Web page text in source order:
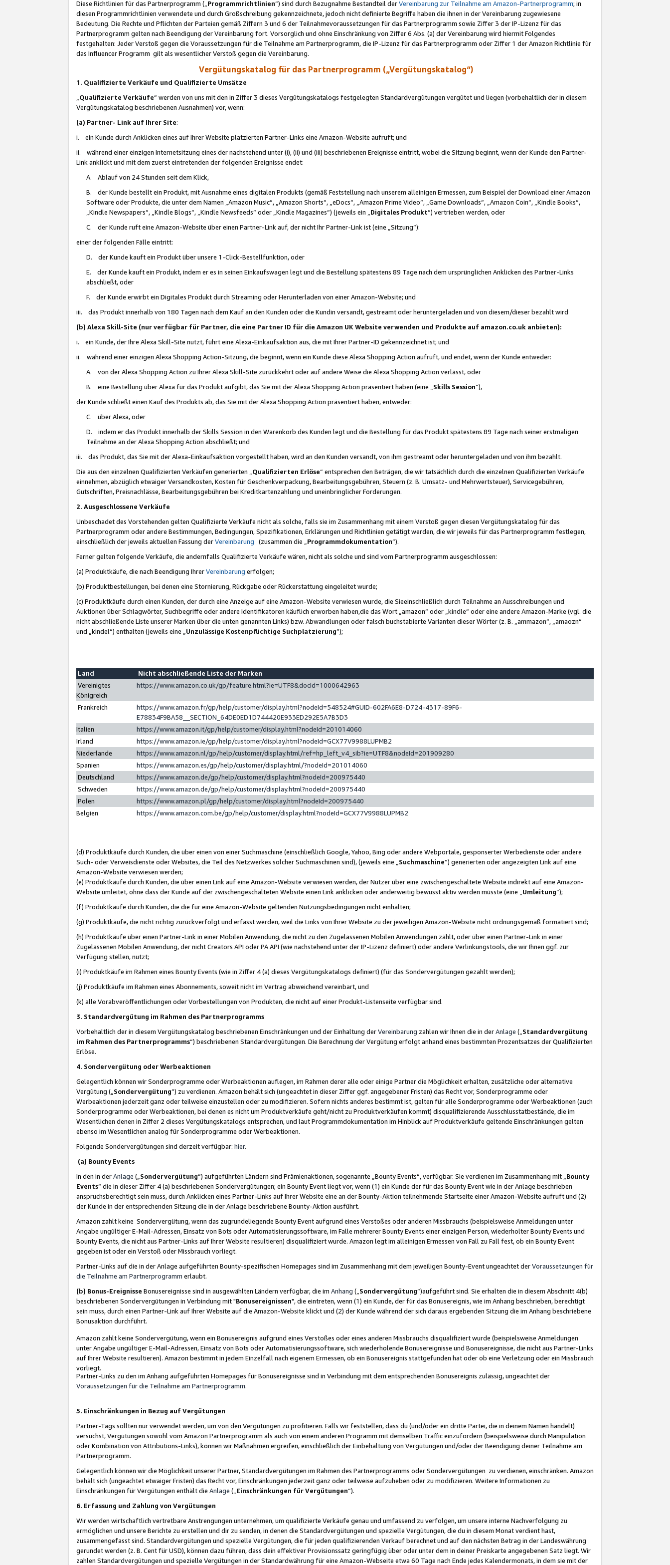
Diese Richtlinien für das Partnerprogramm („Programmrichtlinien“) sind durch Bezugnahme Bestandteil derVereinbarung zur Teilnahme am Amazon-Partnerprogramm; in
diesen Programmrichtlinien verwendete und durch Großschreibung gekennzeichnete, jedoch nicht definierte Begriffe haben die ihnen in der Vereinbarung zugewiesene
Bedeutung. Die Rechte und Pflichten der Parteien gemäß Ziffern 3 und 6 der Teilnahmevoraussetzungen für das Partnerprogramm sowie Ziffer 3 der IP-Lizenz für das
Partnerprogramm gelten nach Beendigung der Vereinbarung fort. Vorsorglich und ohne Einschränkung von Ziffer 6 Abs. (a) der Vereinbarung wird hiermit Folgendes
festgehalten: Jeder Verstoß gegen die Voraussetzungen für die Teilnahme am Partnerprogramm, die IP-Lizenz für das Partnerprogramm oder Ziffer 1 der Amazon Richtlinie für
das Influencer Programm gilt als wesentlicher Verstoß gegen die Vereinbarung.
Vergütungskatalog für das Partnerprogramm („Vergütungskatalog“)
1. Qualifizierte Verkäufe und Qualifizierte Umsätze
Qualifizierte Verkäufe“ werden von uns mit den in Ziffer 3 dieses Vergütungskatalogs festgelegten Standardvergütungen vergütet und liegen (vorbehaltlich der in diesem
Vergütungskatalog beschriebenen Ausnahmen) vor, wenn:
(a) Partner- Link auf Ihrer Site:
i. ein Kunde durch Anklicken eines auf Ihrer Website platzierten Partner-Links eine Amazon-Website aufruft; und
ii. während einer einzigen Internetsitzung eines der nachstehend unter (i), (ii) und (iii) beschriebenen Ereignisse eintritt, wobei die Sitzung beginnt, wenn der Kunde den Partner-
Link anklickt und mit dem zuerst eintretenden der folgenden Ereignisse endet:
A. Ablauf von 24 Stunden seit dem Klick,
B. der Kunde bestellt ein Produkt, mit Ausnahme eines digitalen Produkts (gemäß Feststellung nach unserem alleinigen Ermessen, zum Beispiel der Download einer Amazon
Software oder Produkte, die unter dem Namen „Amazon Music“, „Amazon Shorts“, „eDocs“, „Amazon Prime Video“, „Game Downloads“, „Amazon Coin“, „Kindle Books“,
„Kindle Newspapers“, „Kindle Blogs“, „Kindle Newsfeeds“ oder „Kindle Magazines“) (jeweils ein „ Digitales Produkt“) vertrieben werden, oder
C. der Kunde ruft eine Amazon-Website über einen Partner-Link auf, der nicht Ihr Partner-Link ist (eine „Sitzung“):
einer der folgenden Fälle eintritt:
D. der Kunde kauft ein Produkt über unsere 1-Click-Bestellfunktion, oder
E. der Kunde kauft ein Produkt, indem er es in seinen Einkaufswagen legt und die Bestellung spätestens 89 Tage nach dem ursprünglichen Anklicken des Partner-Links
abschließt, oder
F. der Kunde erwirbt ein Digitales Produkt durch Streaming oder Herunterladen von einer Amazon-Website; und
iii. das Produkt innerhalb von 180 Tagen nach dem Kauf an den Kunden oder die Kundin versandt, gestreamt oder heruntergeladen und von diesem/dieser bezahlt wird
(b) Alexa Skill-Site (nur verfügbar für Partner, die eine Partner ID für die Amazon UK Website verwenden und Produkte auf amazon.co.uk anbieten):
i. ein Kunde, der Ihre Alexa Skill-Site nutzt, führt eine Alexa-Einkaufsaktion aus, die mit Ihrer Partner-ID gekennzeichnet ist; und
ii. während einer einzigen Alexa Shopping Action-Sitzung, die beginnt, wenn ein Kunde diese Alexa Shopping Action aufruft, und endet, wenn der Kunde entweder:
A. von der Alexa Shopping Action zu Ihrer Alexa Skill-Site zurückkehrt oder auf andere Weise die Alexa Shopping Action verlässt, oder
B. eine Bestellung über Alexa für das Produkt aufgibt, das Sie mit der Alexa Shopping Action präsentiert haben (eine „ Skills Session“),
der Kunde schließt einen Kauf des Produkts ab, das Sie mit der Alexa Shopping Action präsentiert haben, entweder:
C. über Alexa, oder
D. indem er das Produkt innerhalb der Skills Session in den Warenkorb des Kunden legt und die Bestellung für das Produkt spätestens 89 Tage nach seiner erstmaligen
Teilnahme an der Alexa Shopping Action abschließt; und
iii. das Produkt, das Sie mit der Alexa-Einkaufsaktion vorgestellt haben, wird an den Kunden versandt, von ihm gestreamt oder heruntergeladen und von ihm bezahlt.
Die aus den einzelnen Qualifizierten Verkäufen generierten „ Qualifizierten Erlöse“ entsprechen den Beträgen, die wir tatsächlich durch die einzelnen Qualifizierten Verkäufe
einnehmen, abzüglich etwaiger Versandkosten, Kosten für Geschenkverpackung, Bearbeitungsgebühren, Steuern (z. B. Umsatz- und Mehrwertsteuer), Servicegebühren,
Gutschriften, Preisnachlässe, Bearbeitungsgebühren bei Kreditkartenzahlung und uneinbringlicher Forderungen.
2. Ausgeschlossene Verkäufe
Unbeschadet des Vorstehenden gelten Qualifizierte Verkäufe nicht als solche, falls sie im Zusammenhang mit einem Verstoß gegen diesen Vergütungskatalog für das
Partnerprogramm oder andere Bestimmungen, Bedingungen, Spezifikationen, Erklärungen und Richtlinien getätigt werden, die wir jeweils für das Partnerprogramm festlegen,
einschließlich der jeweils aktuellen Fassung derVereinbarung (zusammen die „ Programmdokumentation“).
Ferner gelten folgende Verkäufe, die andernfalls Qualifizierte Verkäufe wären, nicht als solche und sind vom Partnerprogramm ausgeschlossen:
(a) Produktkäufe, die nach Beendigung IhrerVereinbarung erfolgen;
(b) Produktbestellungen, bei denen eine Stornierung, Rückgabe oder Rückerstattung eingeleitet wurde;
(c) Produktkäufe durch einen Kunden, der durch eine Anzeige auf eine Amazon-Website verwiesen wurde, die Sieeinschließlich durch Teilnahme an Ausschreibungen und
Auktionen über Schlagwörter, Suchbegriffe oder andere Identifikatoren käuflich erworben haben,die das Wort „amazon“ oder „kindle“ oder eine andere Amazon-Marke (vgl. die
nicht abschließende Liste unserer Marken über die unten genannten Links) bzw. Abwandlungen oder falsch buchstabierte Varianten dieser Wörter (z. B. „ammazon“, „amaozn“
und „kindel“) enthalten (jeweils eine „ Unzulässige Kostenpflichtige Suchplatzierung”);
Land
Nicht abschließende Liste der Marken
Vereinigtes
Königreich
https://www.amazon.co.uk/gp/feature.html?ie=UTF8&docId=1000642963
Frankreich
https://www.amazon.fr/gp/help/customer/display.html?nodeId=548524#GUID-602FA6E8-D724-4317-89F6-
E78834F9BA58__SECTION_64DE0ED1D744420E933ED292E5A7B3D3
Italien
https://www.amazon.it/gp/help/customer/display.html?nodeId=201014060
Irland
https://www.amazon.ie/gp/help/customer/display.html?nodeId=GCX77V9988LUPMB2
Niederlande
https://www.amazon.nl/gp/help/customer/display.html/ref=hp_left_v4_sib?ie=UTF8&nodeId=201909280
Spanien
https://www.amazon.es/gp/help/customer/display.html/?nodeId=201014060
Deutschland
https://www.amazon.de/gp/help/customer/display.html?nodeId=200975440
Schweden
https://www.amazon.de/gp/help/customer/display.html?nodeId=200975440
Polen
https://www.amazon.pl/gp/help/customer/display.html?nodeId=200975440
Belgien
https://www.amazon.com.be/gp/help/customer/display.html?nodeId=GCX77V9988LUPMB2
(d) Produktkäufe durch Kunden, die über einen von einer Suchmaschine (einschließlich Google, Yahoo, Bing oder andere Webportale, gesponserter Werbedienste oder andere
Such- oder Verweisdienste oder Websites, die Teil des Netzwerkes solcher Suchmaschinen sind), (jeweils eine „ Suchmaschine“) generierten oder angezeigten Link auf eine
Amazon-Website verwiesen werden;
(e) Produktkäufe durch Kunden, die über einen Link auf eine Amazon-Website verwiesen werden, der Nutzer über eine zwischengeschaltete Website indirekt auf eine Amazon-
Website umleitet, ohne dass der Kunde auf der zwischengeschalteten Website einen Link anklicken oder anderweitig bewusst aktiv werden müsste (eine „ Umleitung“);
(f) Produktkäufe durch Kunden, die die für eine Amazon-Website geltenden Nutzungsbedingungen nicht einhalten;
(g) Produktkäufe, die nicht richtig zurückverfolgt und erfasst werden, weil die Links von Ihrer Website zu der jeweiligen Amazon-Website nicht ordnungsgemäß formatiert sind;
(h) Produktkäufe über einen Partner-Link in einer Mobilen Anwendung, die nicht zu den Zugelassenen Mobilen Anwendungen zählt, oder über einen Partner-Link in einer
Zugelassenen Mobilen Anwendung, der nicht Creators API oder PA API (wie nachstehend unter der IP-Lizenz definiert) oder andere Verlinkungstools, die wir Ihnen ggf. zur
Verfügung stellen, nutzt;
(i) Produktkäufe im Rahmen eines Bounty Events (wie in Ziffer 4 (a) dieses Vergütungskatalogs definiert) (für das Sondervergütungen gezahlt werden);
(j) Produktkäufe im Rahmen eines Abonnements, soweit nicht im Vertrag abweichend vereinbart, und
(k) alle Vorabveröffentlichungen oder Vorbestellungen von Produkten, die nicht auf einer Produkt-Listenseite verfügbar sind.
3. Standardvergütung im Rahmen des Partnerprogramms
Vorbehaltlich der in diesem Vergütungskatalog beschriebenen Einschränkungen und der Einhaltung derVereinbarung zahlen wir Ihnen die in derAnlage („ Standardvergütung
im Rahmen des Partnerprogramms“) beschriebenen Standardvergütungen. Die Berechnung der Vergütung erfolgt anhand eines bestimmten Prozentsatzes der Qualifizierten
Erlöse.
4. Sondervergütung oder Werbeaktionen
Gelegentlich können wir Sonderprogramme oder Werbeaktionen auflegen, im Rahmen derer alle oder einige Partner die Möglichkeit erhalten, zusätzliche oder alternative
Vergütung („ Sondervergütung”) zu verdienen. Amazon behält sich (ungeachtet in dieser Ziffer ggf. angegebener Fristen) das Recht vor, Sonderprogramme oder
Werbeaktionen jederzeit ganz oder teilweise einzustellen oder zu modifizieren. Sofern nichts anderes bestimmt ist, gelten für alle Sonderprogramme oder Werbeaktionen (auch
Sonderprogramme oder Werbeaktionen, bei denen es nicht um Produktverkäufe geht/nicht zu Produktverkäufen kommt) disqualifizierende Ausschlusstatbestände, die im
Wesentlichen denen in Ziffer 2 dieses Vergütungskatalogs entsprechen, und laut Programmdokumentation im Hinblick auf Produktverkäufe geltende Einschränkungen gelten
ebenso im Wesentlichen analog für Sonderprogramme oder Werbeaktionen.
Folgende Sondervergütungen sind derzeit verfügbar: hier.
(a) Bounty Events
In den in derAnlage („ Sondervergütung“) aufgeführten Ländern sind Prämienaktionen, sogenannte „Bounty Events“, verfügbar. Sie verdienen im Zusammenhang mit „ Bounty
Events“ die in dieser Ziffer 4 (a) beschriebenen Sondervergütungen; ein Bounty Event liegt vor, wenn (1) ein Kunde der für das Bounty Event wie in der Anlage beschrieben
anspruchsberechtigt sein muss, durch Anklicken eines Partner-Links auf Ihrer Website eine an der Bounty-Aktion teilnehmende Startseite einer Amazon-Website aufruft und (2)
der Kunde in der entsprechenden Sitzung die in der Anlage beschriebene Bounty-Aktion ausführt.
Amazon zahlt keine Sondervergütung, wenn das zugrundeliegende Bounty Event aufgrund eines Verstoßes oder anderen Missbrauchs (beispielsweise Anmeldungen unter
Angabe ungültiger E-Mail-Adressen, Einsatz von Bots oder Automatisierungssoftware, im Falle mehrerer Bounty Events einer einzigen Person, wiederholter Bounty Events und
Bounty Events, die nicht aus Partner-Links auf Ihrer Website resultieren) disqualifiziert wurde. Amazon legt im alleinigen Ermessen von Fall zu Fall fest, ob ein Bounty Event
gegeben ist oder ein Verstoß oder Missbrauch vorliegt.
Partner-Links auf die in der Anlage aufgeführten Bounty-spezifischen Homepages sind im Zusammenhang mit dem jeweiligen Bounty-Event ungeachtet derVoraussetzungen für
die Teilnahme am Partnerprogramm erlaubt.
(b) Bonus-Ereignisse Bonusereignisse sind in ausgewählten Ländern verfügbar, die im Anhang („ Sondervergütung“)aufgeführt sind. Sie erhalten die in diesem Abschnitt 4(b)
beschriebenen Sondervergütungen in Verbindung mit "Bonusereignissen", die eintreten, wenn (1) ein Kunde, der für das Bonusereignis, wie im Anhang beschrieben, berechtigt
sein muss, durch einen Partner-Link auf Ihrer Website auf die Amazon-Website klickt und (2) der Kunde während der sich daraus ergebenden Sitzung die im Anhang beschriebene
Bonusaktion durchführt.
Amazon zahlt keine Sondervergütung, wenn ein Bonusereignis aufgrund eines Verstoßes oder eines anderen Missbrauchs disqualifiziert wurde (beispielsweise Anmeldungen
unter Angabe ungültiger E-Mail-Adressen, Einsatz von Bots oder Automatisierungssoftware, sich wiederholende Bonusereignisse und Bonusereignisse, die nicht aus Partner-Links
auf Ihrer Website resultieren). Amazon bestimmt in jedem Einzelfall nach eigenem Ermessen, ob ein Bonusereignis stattgefunden hat oder ob eine Verletzung oder ein Missbrauch
vorliegt.
Partner-Links zu den im Anhang aufgeführten Homepages für Bonusereignisse sind in Verbindung mit dem entsprechenden Bonusereignis zulässig, ungeachtet der
Voraussetzungen für die Teilnahme am Partnerprogramm.
5. Einschränkungen in Bezug auf Vergütungen
Partner-Tags sollten nur verwendet werden, um von den Vergütungen zu profitieren. Falls wir feststellen, dass du (und/oder ein dritte Partei, die in deinem Namen handelt)
versuchst, Vergütungen sowohl vom Amazon Partnerprogramm als auch von einem anderen Programm mit demselben Traffic einzufordern (beispielsweise durch Manipulation
oder Kombination von Attributions-Links), können wir Maßnahmen ergreifen, einschließlich der Einbehaltung von Vergütungen und/oder der Beendigung deiner Teilnahme am
Partnerprogramm.
Gelegentlich können wir die Möglichkeit unserer Partner, Standardvergütungen im Rahmen des Partnerprogramms oder Sondervergütungen zu verdienen, einschränken. Amazon
behält sich (ungeachtet etwaiger Fristen) das Recht vor, Einschränkungen jederzeit ganz oder teilweise aufzuheben oder zu modifizieren. Weitere Informationen zu
Einschränkungen für Vergütungen enthält die Anlage („ Einschränkungen für Vergütungen“).
6. Erfassung und Zahlung von Vergütungen
Wir werden wirtschaftlich vertretbare Anstrengungen unternehmen, um qualifizierte Verkäufe genau und umfassend zu verfolgen, um unsere interne Nachverfolgung zu
ermöglichen und unsere Berichte zu erstellen und dir zu senden, in denen die Standardvergütungen und spezielle Vergütungen, die du in diesem Monat verdient hast,
zusammengefasst sind. Standardvergütungen und spezielle Vergütungen, die für jeden qualifizierenden Verkauf berechnet und auf den nächsten Betrag in der Landeswährung
gerundet werden (z. B. Cent für USD), können dazu führen, dass dein effektiver Provisionssatz geringfügig über oder unter dem in deiner Preiskarte angegebenen Satz liegt. Wir
zahlen Standardvergütungen und spezielle Vergütungen in der Standardwährung für eine Amazon-Webseite etwa 60 Tage nach Ende jedes Kalendermonats, in dem sie mit der